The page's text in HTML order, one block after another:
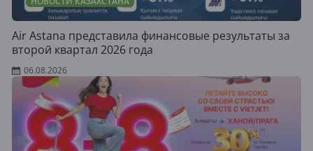
Air Astana представила финансовые результаты за
второй квартал 2026 года
06.08.2026